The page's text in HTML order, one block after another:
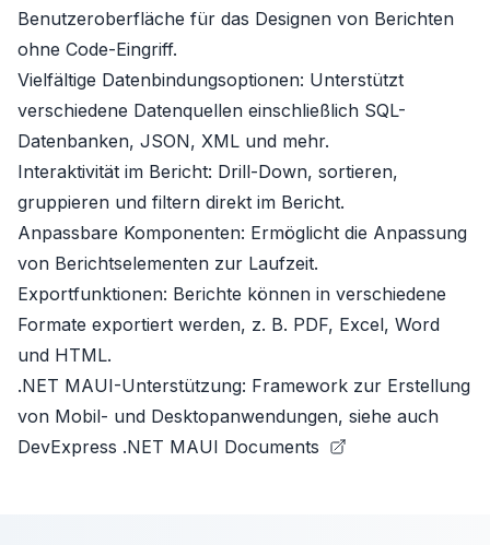
Benutzeroberfläche für das Designen von Berichten
ohne Code-Eingriff.
Vielfältige Datenbindungsoptionen: Unterstützt
verschiedene Datenquellen einschließlich SQL-
Datenbanken, JSON, XML und mehr.
Interaktivität im Bericht: Drill-Down, sortieren,
gruppieren und filtern direkt im Bericht.
Anpassbare Komponenten: Ermöglicht die Anpassung
von Berichtselementen zur Laufzeit.
Exportfunktionen: Berichte können in verschiedene
Formate exportiert werden, z. B. PDF, Excel, Word
und HTML.
.NET MAUI-Unterstützung: Framework zur Erstellung
von Mobil- und Desktopanwendungen, siehe auch
DevExpress .NET MAUI Documents